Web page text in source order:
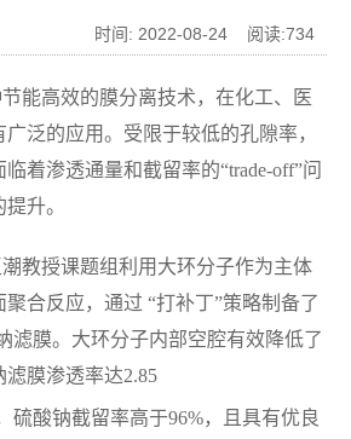
时间: 2022-08-24 阅读:734
能高效的膜分离技术，在化工、医
泛的应用。受限于较低的孔隙率，
着渗透通量和截留率的“trade-off”问
升。
教授课题组利用大环分子作为主体
聚合反应，通过 “打补丁”策略制备了
滤膜。大环分子内部空腔有效降低了
滤膜渗透率达2.85
硫酸钠截留率高于96%，且具有优良